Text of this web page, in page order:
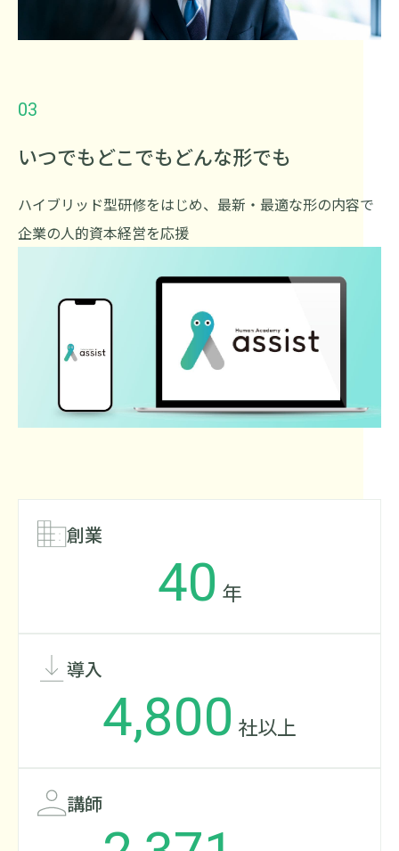
03
いつでもどこでもどんな形でも
ハイブリッド型研修をはじめ、最新・最適な形の内容で
企業の人的資本経営を応援
創業
40 年
導入
4,800 社以上
講師